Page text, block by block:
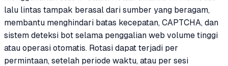
lalu lintas tampak berasal dari sumber yang beragam,
membantu menghindari batas kecepatan, CAPTCHA, dan
sistem deteksi bot selama penggalian web volume tinggi
atau operasi otomatis. Rotasi dapat terjadi per
permintaan, setelah periode waktu, atau per sesi